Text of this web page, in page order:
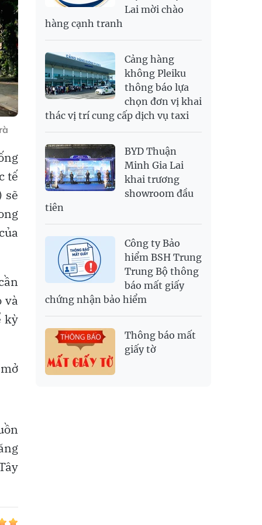
tế
sẽ
và
kỳ
2,709.1
2,823.98
SGD
USD
26,010 26,040 26,420
Lai mời chào
hàng cạnh tranh
Cảng hàng
không Pleiku
thông báo lựa
chọn đơn vị khai
thác vị trí cung cấp dịch vụ taxi
BYD Thuận
Minh Gia Lai
khai trương
showroom đầu
tiên
Công ty Bảo
hiểm BSH Trung
Trung Bộ thông
báo mất giấy
chứng nhận bảo hiểm
Thông báo mất
giấy tờ